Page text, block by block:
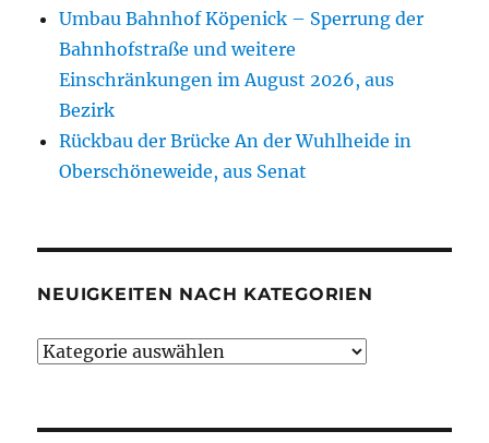
Umbau Bahnhof Köpenick – Sperrung der
Bahnhofstraße und weitere
Einschränkungen im August 2026, aus
Bezirk
Rückbau der Brücke An der Wuhlheide in
Oberschöneweide, aus Senat
NEUIGKEITEN NACH KATEGORIEN
Neuigkeiten